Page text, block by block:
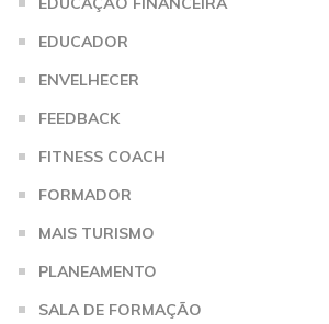
EDUCADOR
ENVELHECER
FEEDBACK
FITNESS COACH
FORMADOR
MAIS TURISMO
PLANEAMENTO
SALA DE FORMAÇÃO